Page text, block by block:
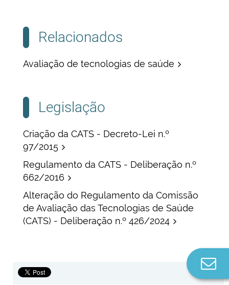
Relacionados
Avaliação de tecnologias de saúde
Legislação
Criação da CATS - Decreto-Lei n.º
97/2015
Regulamento da CATS - Deliberação n.º
662/2016
Alteração do Regulamento da Comissão
de Avaliação das Tecnologias de Saúde
(CATS) - Deliberação n.º 426/2024
Presidente:
Metodologia de avaliação